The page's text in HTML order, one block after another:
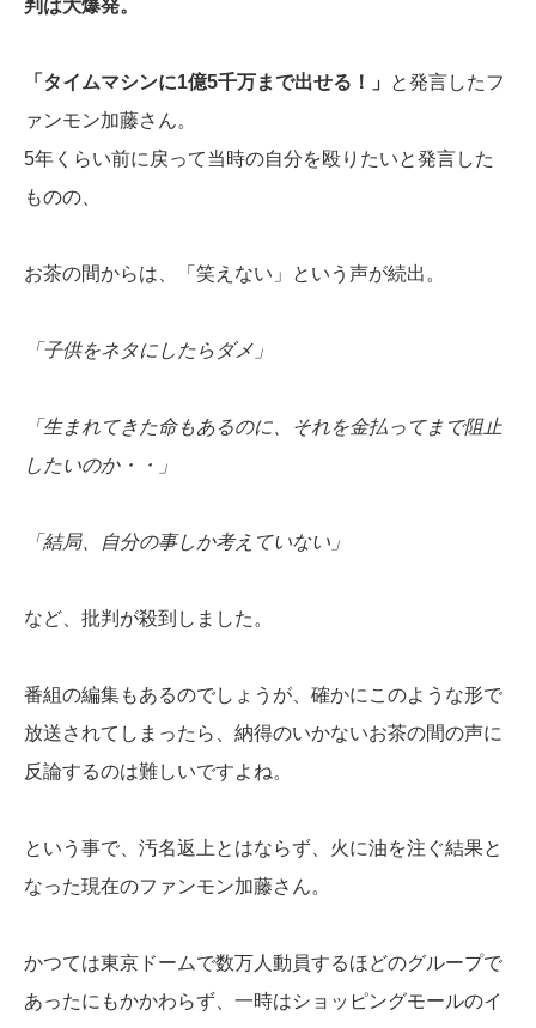
判は大爆発。
「タイムマシンに1億5千万まで出せる！」
と発言したフ
ァンモン加藤さん。
5年くらい前に戻って当時の自分を殴りたいと発言した
ものの、
お茶の間からは、「笑えない」という声が続出。
「子供をネタにしたらダメ」
「生まれてきた命もあるのに、それを金払ってまで阻止
したいのか・・」
「結局、自分の事しか考えていない」
など、批判が殺到しました。
番組の編集もあるのでしょうが、確かにこのような形で
放送されてしまったら、納得のいかないお茶の間の声に
反論するのは難しいですよね。
という事で、汚名返上とはならず、火に油を注ぐ結果と
なった現在のファンモン加藤さん。
かつては東京ドームで数万人動員するほどのグループで
あったにもかかわらず、一時はショッピングモールのイ